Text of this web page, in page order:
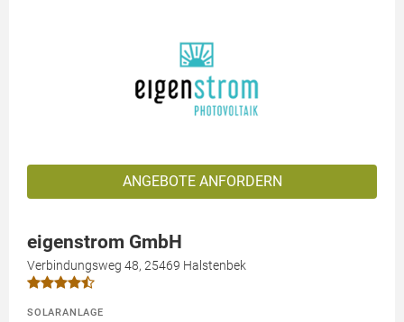
ANGEBOTE ANFORDERN
eigenstrom GmbH
Verbindungsweg 48, 25469 Halstenbek
SOLARANLAGE